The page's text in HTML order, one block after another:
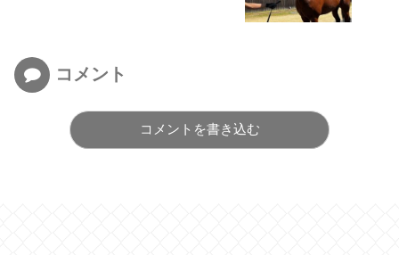
コメント
コメントを書き込む